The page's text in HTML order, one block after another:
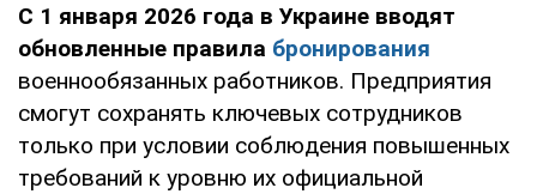
С 1 января 2026 года в Украине вводят
обновленные правила бронирования
военнообязанных работников. Предприятия
смогут сохранять ключевых сотрудников
только при условии соблюдения повышенных
требований к уровню их официальной